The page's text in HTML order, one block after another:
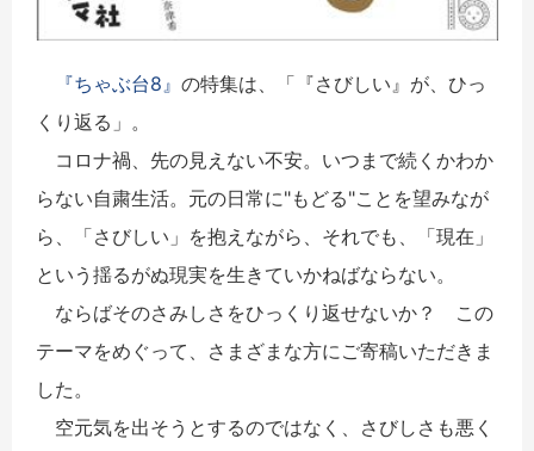
『ちゃぶ台8』 の特集は、「『さびしい』が、ひっ
くり返る」。
コロナ禍、先の見えない不安。いつまで続くかわか
らない自粛生活。元の日常に"もどる"ことを望みなが
ら、「さびしい」を抱えながら、それでも、「現在」
という揺るがぬ現実を生きていかねばならない。
ならばそのさみしさをひっくり返せないか？ この
テーマをめぐって、さまざまな方にご寄稿いただきま
した。
空元気を出そうとするのではなく、さびしさも悪く